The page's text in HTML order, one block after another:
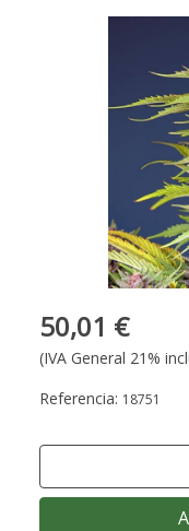
50,01 €
(IVA General 21%
Referencia: 18751